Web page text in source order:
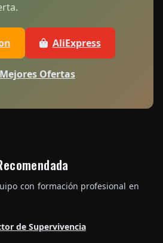
AliExpress
Mejores Ofertas
con formación profesional en
de Supervivencia